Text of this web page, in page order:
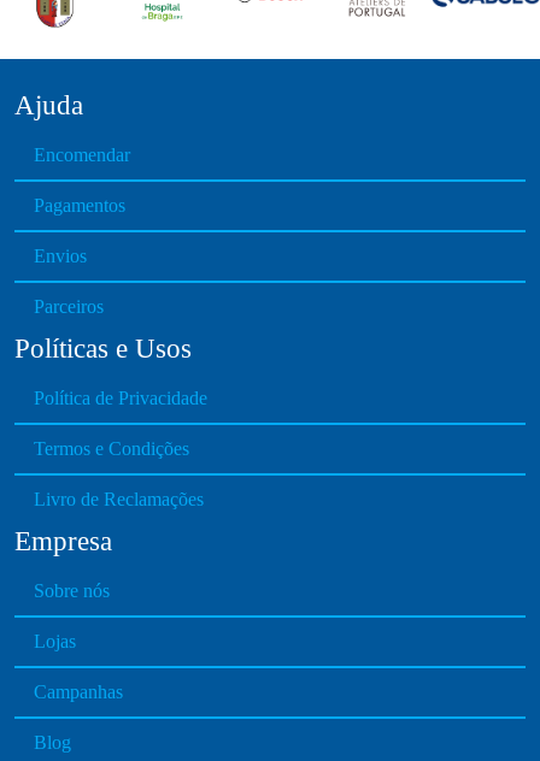
Ajuda
Encomendar
Pagamentos
Envios
Parceiros
Políticas e Usos
Política de Privacidade
Termos e Condições
Livro de Reclamações
Empresa
Sobre nós
Lojas
Campanhas
Blog